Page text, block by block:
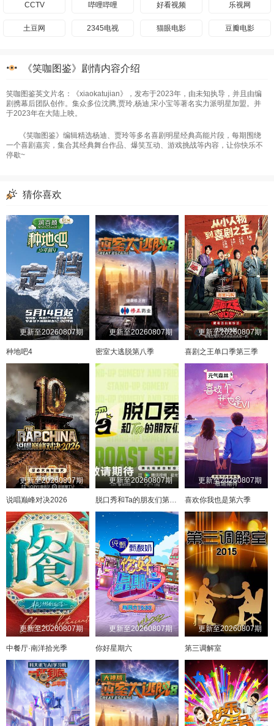
CCTV 哔哩哔哩 好看视频 乐视网
土豆网 2345电视 猫眼电影 豆瓣电影
《笑咖图鉴》剧情内容介绍
笑咖图鉴英文片名：《xiaokatujian》，发布于2023年，由未知执导，并且由编
剧携幕后团队创作。集众多位沈腾,贾玲,杨迪,宋小宝等著名实力派明星加盟。并
于2023年在大陆上映。
《笑咖图鉴》编辑精选杨迪、贾玲等多名喜剧明星经典高能片段，每期围绕
一个喜剧嘉宾，集合其经典舞台作品、爆笑互动、游戏挑战等内容，让你快乐不
停歇~
猜你喜欢
更新至20260807期
种地吧4
更新至20260807期
密室大逃脱第八季
更新至20260807期
喜剧之王单口季第三季
更新至20260807期
说唱巅峰对决2026
更新至20260807期
脱口秀和Ta的朋友们第三季
更新至20260807期
喜欢你我也是第六季
更新至20260807期
中餐厅·南洋拾光季
更新至20260807期
你好星期六
更新至20260807期
第三调解室